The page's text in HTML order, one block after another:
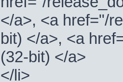
</a>, <a href="/
bit) </a>, <a
(32-bit) </a>
</li>